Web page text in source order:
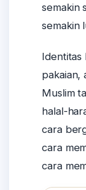
semakin
semakin
Identitas
pakaian,
Muslim
halal-
cara
cara
cara